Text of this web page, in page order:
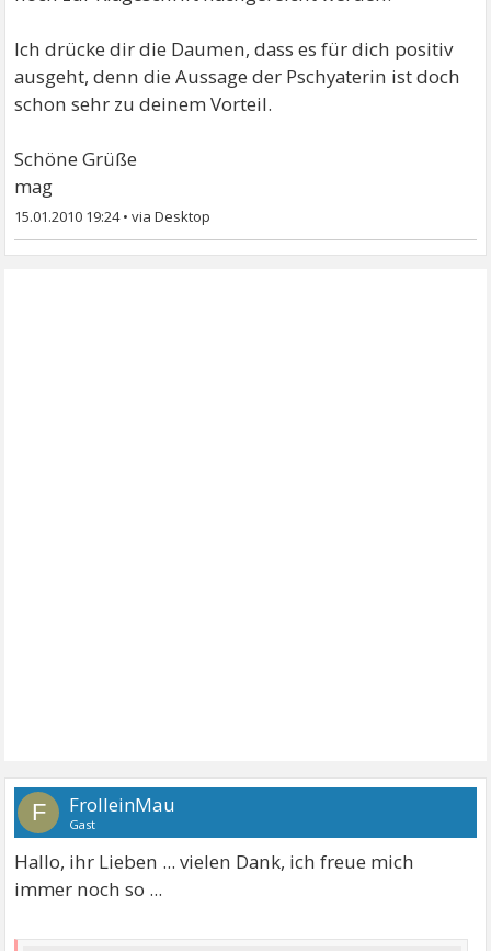
Ich drücke dir die Daumen, dass es für dich positiv
ausgeht, denn die Aussage der Pschyaterin ist doch
schon sehr zu deinem Vorteil.
Schöne Grüße
mag
15.01.2010 19:24•
F FrolleinMau
Gast
Hallo, ihr Lieben ... vielen Dank, ich freue mich
immer noch so ...